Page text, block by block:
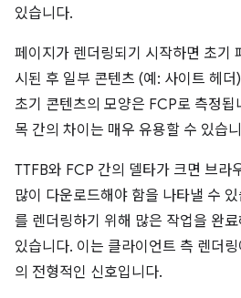
있습니다.
페이지가 렌더링되기 시작하면 초기
시된 후 일부 콘텐츠 (예: 사이트 헤
초기 콘텐츠의 모양은 FCP로 측정
목 간의 차이는 매우 유용할 수 있습
TTFB와 FCP 간의 델타가 크면 브라
많이 다운로드해야 함을 나타낼 수
를 렌더링하기 위해 많은 작업을 완
있습니다. 이는 클라이언트 측 렌더
의 전형적인 신호입니다.